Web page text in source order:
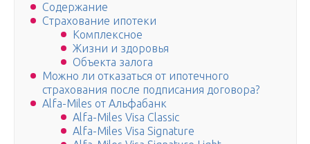
Содержание
Страхование ипотеки
Комплексное
Жизни и здоровья
Объекта залога
Можно ли отказаться от ипотечного
страхования после подписания договора?
Alfa-Miles от Альфабанк
Alfa-Miles Visa Classic
Alfa-Miles Visa Signature